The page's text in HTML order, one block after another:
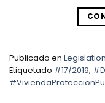
Publicado en Legislation
Etiquetado #17/2019,